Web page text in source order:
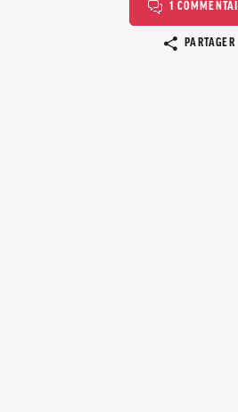
1
PARTAGER